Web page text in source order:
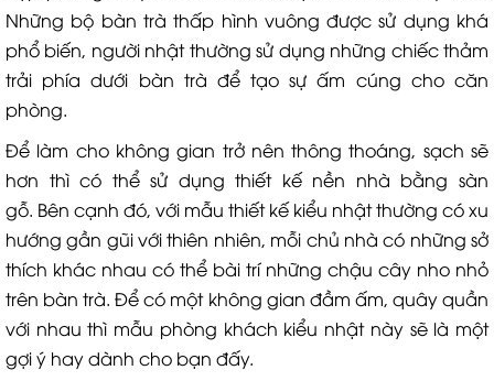
Những bộ bàn trà thấp hình vuông được sử dụng khá
phổ biến, người nhật thường sử dụng những chiếc thảm
trải phía dưới bàn trà để tạo sự ấm cúng cho căn
phòng.
Để làm cho không gian trở nên thông thoáng, sạch sẽ
hơn thì có thể sử dụng thiết kế nền nhà bằng sàn
gỗ. Bên cạnh đó, với mẫu thiết kế kiểu nhật thường có xu
hướng gần gũi với thiên nhiên, mỗi chủ nhà có những sở
thích khác nhau có thể bài trí những chậu cây nho nhỏ
trên bàn trà. Để có một không gian đầm ấm, quây quần
với nhau thì mẫu phòng khách kiểu nhật này sẽ là một
gợi ý hay dành cho bạn đấy.